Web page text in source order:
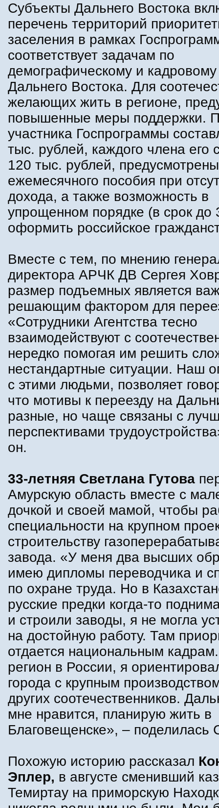
Субъекты Дальнего Востока
перечень территорий
заселения в рамках
соответствует задачам по
демографическому и
Дальнего Востока. Для
желающих жить в регионе,
повышенные меры поддержки.
участника Госпрограммы
тыс. рублей, каждого члена его
120 тыс. рублей,
ежемесячного пособия при
дохода, а также возможность в
упрощенном порядке (в срок до
оформить российское
Вместе с тем, по мнению
директора АРЧК ДВ Сергея
размер подъемных является
решающим фактором для
«Сотрудники Агентства тесно
взаимодействуют с
нередко помогая им решить
нестандартные ситуации. Наш
с этими людьми, позволяет
что мотивы к переезду на
разные, но чаще связаны с
перспективами
он.
33-летняя Светлана Гутова
Амурскую область вместе с
дочкой и своей мамой, чтобы
специальности на крупном
строительству
завода. «У меня два высших
имею дипломы переводчика и
по охране труда. Но в
русские предки когда-то
и строили заводы, я не могла
на достойную работу. Там
отдается национальным
регион в России, я
города с крупным
других соотечественников.
мне нравится, планирую жить в
Благовещенске», – поделилась
Похожую историю рассказал
Эплер, в августе сменивший
Темиртау на приморскую